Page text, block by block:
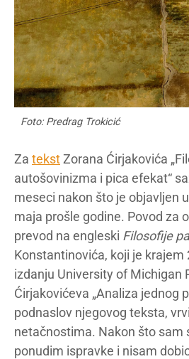
Foto: Predrag Trokicić
Za tekst Zorana Ćirjakovića
autošovinizma i pica efekat“
meseci nakon što je objavljen
maja prošle godine. Povod za
prevod na engleski Filosofije
Konstantinovića, koji je krajem
izdanju University of Michigan
Ćirjakovićeva „Analiza jednog
podnaslov njegovog teksta,
netačnostima. Nakon što sam
ponudim ispravke i nisam